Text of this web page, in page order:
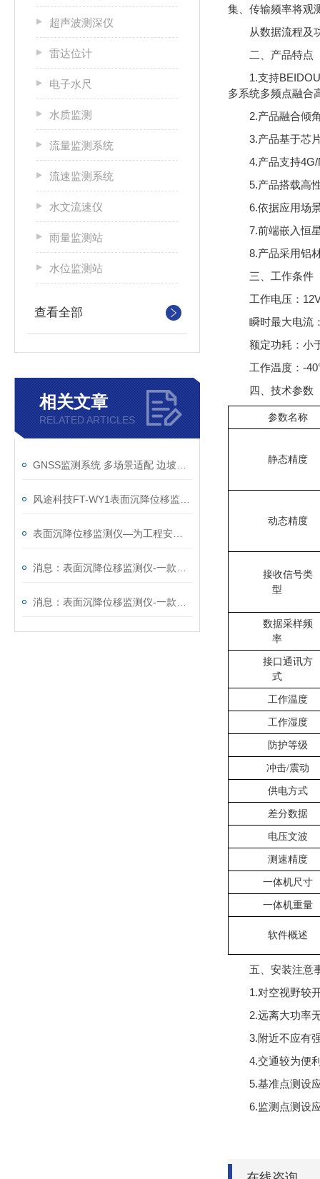
超声波测深仪
雷达位计
电子水尺
水质监测
流量监测系统
流速监测系统
水文流速仪
雨量监测站
水位监测站
查看全部
相关文章
RELATED ARTICLES
集、传输频率将观
从数据流程及
二、产品特点
1.支持
多系统多频点融合
2.产品融合倾
3.产品基于芯
4.产品支持
5.产品搭载高
6.依据应用场
7.前端嵌入恒
8.产品采用铝
三、工作条件
工作电压：
瞬时最大电流
额定功耗：小
工作温度：-
四、技术参数
参数名称
静态精度
动态精度
接收信号类
型
数据采样频
率
接口通讯方
式
工作温度
工作湿度
防护等级
冲击/震动
供电方式
差分数据
电压文波
测速精度
一体机尺寸
一体机重量
软件概述
五、安装注意
1.对空视野较
2.远离大功率
3.附近不应有
4.交通较为便
5.基准点测设
6.监测点测设